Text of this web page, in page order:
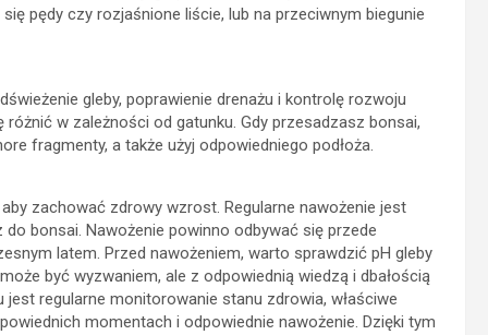
pędy czy rozjaśnione liście, lub na przeciwnym biegunie
gleby, poprawienie drenażu i kontrolę rozwoju
w zależności od gatunku. Gdy przesadzasz bonsai,
fragmenty, a także użyj odpowiedniego podłoża.
zachować zdrowy wzrost. Regularne nawożenie jest
bonsai. Nawożenie powinno odbywać się przede
latem. Przed nawożeniem, warto sprawdzić pH gleby
być wyzwaniem, ale z odpowiednią wiedzą i dbałością
regularne monitorowanie stanu zdrowia, właściwe
momentach i odpowiednie nawożenie. Dzięki tym